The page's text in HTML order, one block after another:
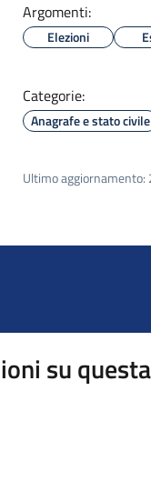
Argomenti:
Elezioni
Categorie:
Anagrafe e stato civile
Ultimo aggiornamento:
su